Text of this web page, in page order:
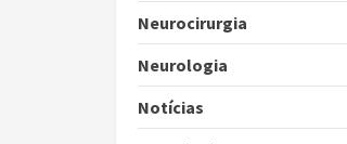
Neurocirurgia
Neurologia
Notícias